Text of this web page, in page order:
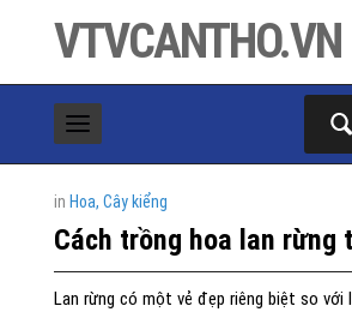
VTVCANTHO.VN
in Hoa, Cây kiểng
Cách trồng hoa lan rừng
Lan rừng có một vẻ đẹp riêng biệt so với